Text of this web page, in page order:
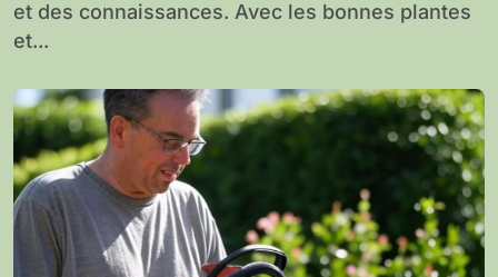
et des connaissances. Avec les bonnes plantes
et...